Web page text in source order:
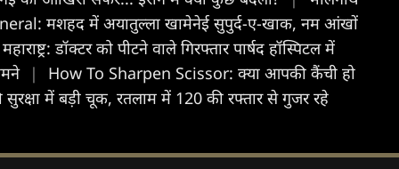
मशहद में अयातुल्ला खामेनेई सुपुर्द-ए-खाक, नम आंखों
महाराष्ट्र: डॉक्टर को पीटने वाले गिरफ्तार पार्षद हॉस्पिटल में
|
How To Sharpen Scissor: क्या आपकी कैंची हो
सुरक्षा में बड़ी चूक, रतलाम में 120 की रफ्तार से गुजर रहे